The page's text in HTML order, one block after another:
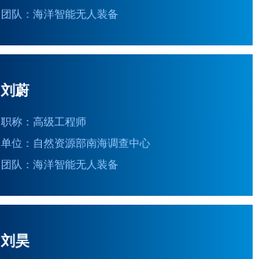
团队：海洋智能无人装备
刘蔚
职称：高级工程师
单位：自然资源部南海调查中心
团队：海洋智能无人装备
刘昊